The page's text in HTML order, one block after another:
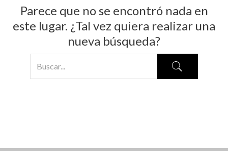
Parece que no se encontró nada en
este lugar. ¿Tal vez quiera realizar una
nueva búsqueda?